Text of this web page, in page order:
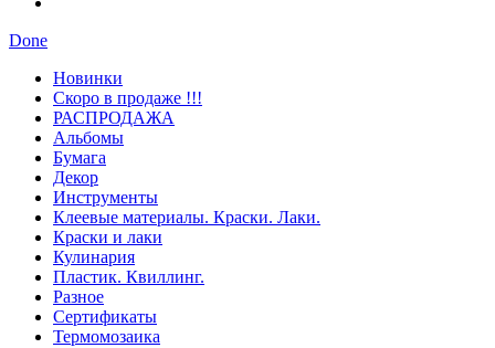
Done
Новинки
Скоро в продаже !!!
РАСПРОДАЖА
Альбомы
Бумага
Декор
Инструменты
Клеевые материалы. Краски. Лаки.
Краски и лаки
Кулинария
Пластик. Квиллинг.
Разное
Сертификаты
Термомозаика